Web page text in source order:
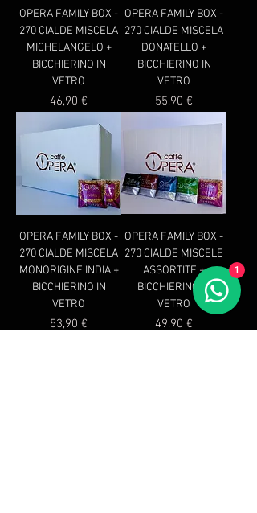
OPERA FAMILY BOX -
270 CIALDE MISCELA
MICHELANGELO +
BICCHIERINO IN
VETRO
Prezzo
46,90 €
OPERA FAMILY BOX -
270 CIALDE MISCELA
DONATELLO +
BICCHIERINO IN
VETRO
Prezzo
55,90 €
OPERA FAMILY BOX -
270 CIALDE MISCELA
MONORIGINE INDIA +
BICCHIERINO IN
VETRO
Prezzo
53,90 €
OPERA FAMILY BOX -
270 CIALDE MISCELE
ASSORTITE +
BICCHIERINO IN
VETRO
Prezzo
49,90 €
1